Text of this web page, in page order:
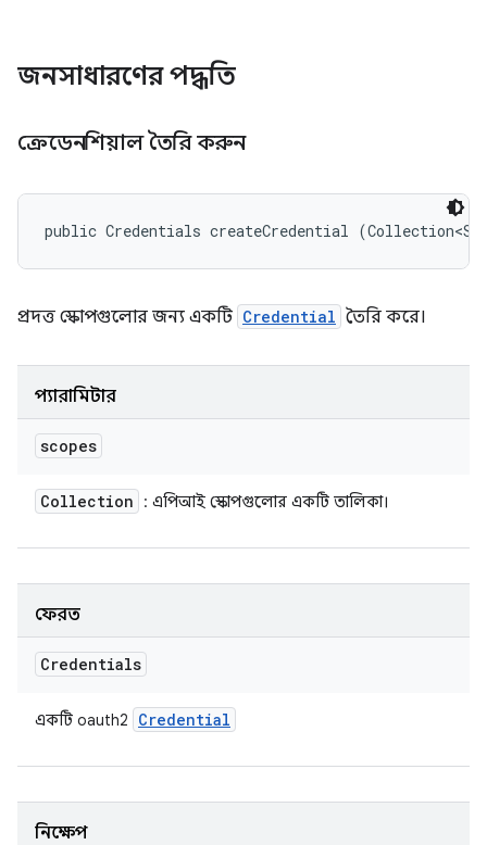
জনসাধারণের পদ্ধতি
ক্রেডেনশিয়াল তৈরি করুন
public Credentials createCredential
প্রদত্ত স্কোপগুলোর জন্য একটি Credential তৈরি করে।
প্যারামিটার
scopes
Collection : এপিআই স্কোপগুলোর একটি তালিকা।
ফেরত
Credentials
একটি oauth2 Credential
নিক্ষেপ